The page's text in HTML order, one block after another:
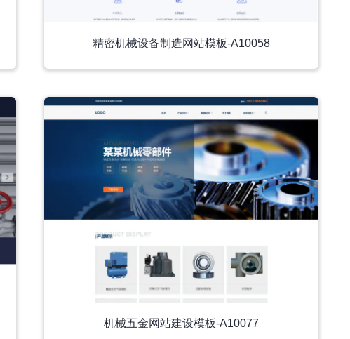
精密机械设备制造网站模板-A10058
机械五金网站建设模板-A10077